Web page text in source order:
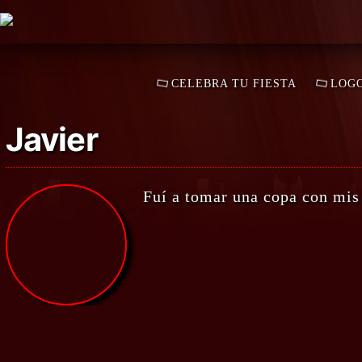
LOADING…
CELEBRA TU FIESTA
Javier
Fuí a tomar una copa con